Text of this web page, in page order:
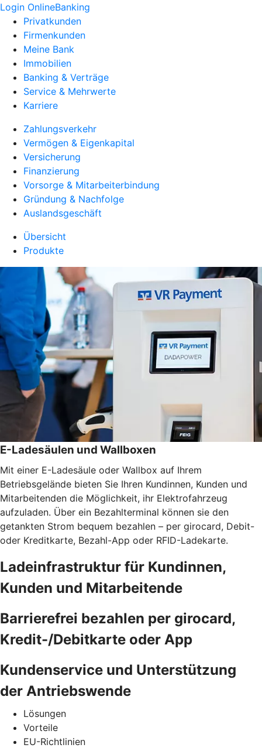
Login OnlineBanking
Privatkunden
Firmenkunden
Meine Bank
Immobilien
Banking & Verträge
Service & Mehrwerte
Karriere
Zahlungsverkehr
Vermögen & Eigenkapital
Versicherung
Finanzierung
Vorsorge & Mitarbeiterbindung
Gründung & Nachfolge
Auslandsgeschäft
Übersicht
Produkte
E-Ladesäulen und Wallboxen
Mit einer E-Ladesäule oder Wallbox auf Ihrem
Betriebsgelände bieten Sie Ihren Kundinnen, Kunden und
Mitarbeitenden die Möglichkeit, ihr Elektrofahrzeug
aufzuladen. Über ein Bezahlterminal können sie den
getankten Strom bequem bezahlen – per girocard, Debit-
oder Kreditkarte, Bezahl-App oder RFID-Ladekarte.
Ladeinfrastruktur für Kundinnen,
Kunden und Mitarbeitende
Barrierefrei bezahlen per girocard,
Kredit-/Debitkarte oder App
Kundenservice und Unterstützung
der Antriebswende
Lösungen
Vorteile
EU-Richtlinien